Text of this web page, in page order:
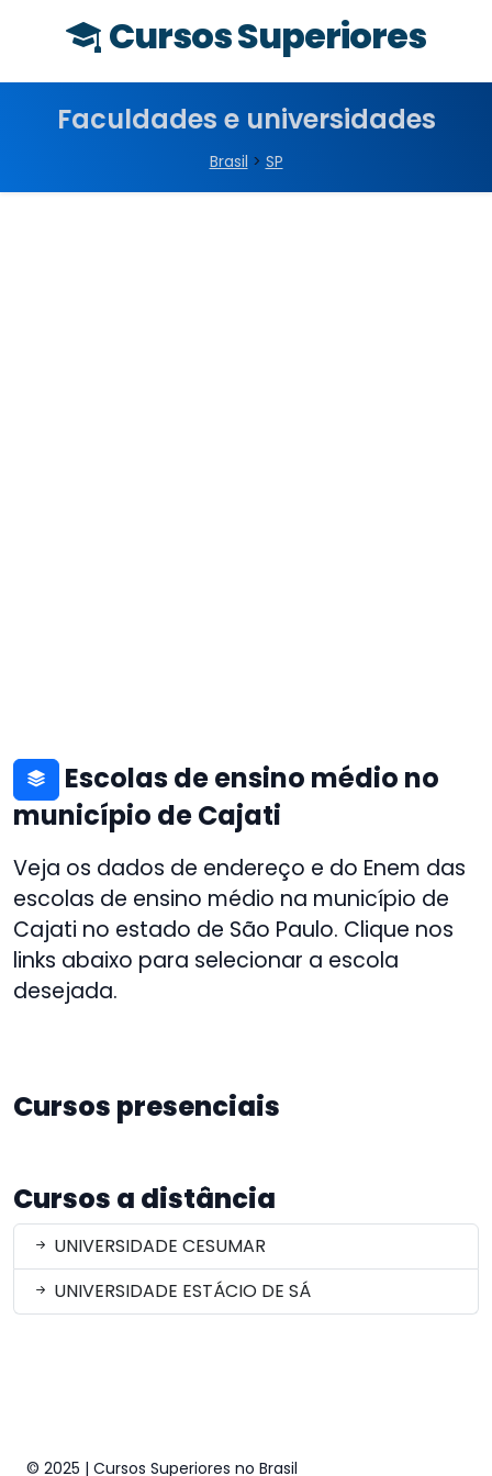
Cursos Superiores
Faculdades e universidades
Brasil > SP
Escolas de ensino médio no
município de Cajati
Veja os dados de endereço e do Enem das
escolas de ensino médio na município de
Cajati no estado de São Paulo. Clique nos
links abaixo para selecionar a escola
desejada.
Cursos presenciais
Cursos a distância
UNIVERSIDADE CESUMAR
UNIVERSIDADE ESTÁCIO DE SÁ
© 2025 | Cursos Superiores no Brasil